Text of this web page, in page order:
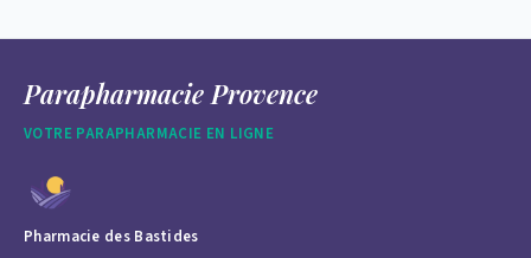
Parapharmacie Provence
VOTRE PARAPHARMACIE EN LIGNE
Pharmacie des Bastides